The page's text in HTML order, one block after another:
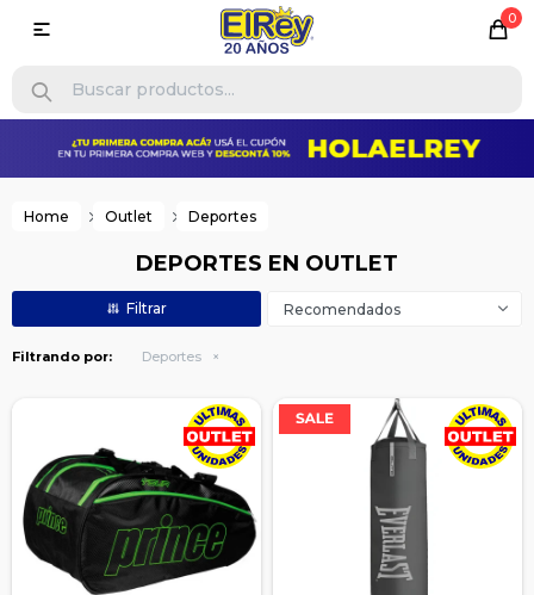
0

Home Outlet Deportes
DEPORTES EN OUTLET
Recomendados
Filtrando por: Deportes